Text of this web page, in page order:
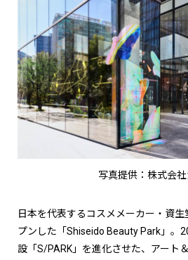
写真提供：株式会
日本を代表するコスメメーカー・資
プンした「Shiseido Beauty Park」。
設「S/PARK」を進化させた、アート